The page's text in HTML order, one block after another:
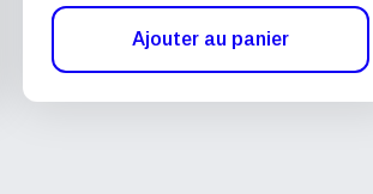
Ajouter au panier